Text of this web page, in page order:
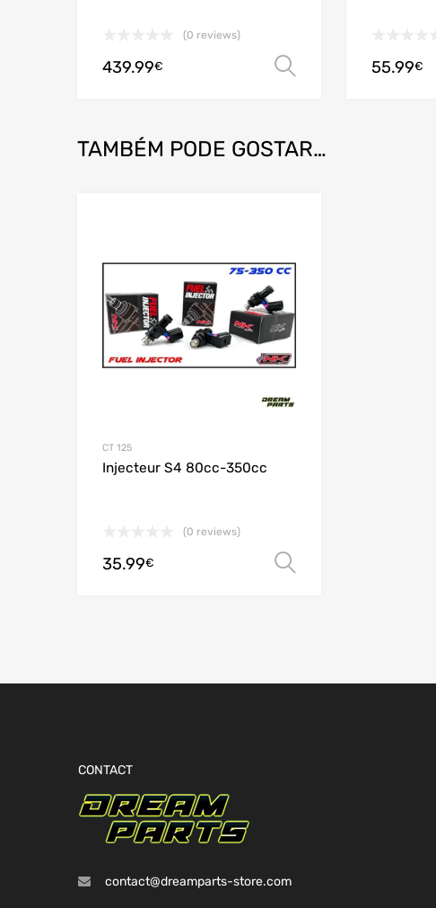
TAMBÉM PODE GOSTAR…
CT 125
Injecteur S4 80cc-350cc
(0 reviews)
35.99€
(0 reviews)
439.99€ Ver opções
55.99€
CONTACT
contact@dreamparts-store.com